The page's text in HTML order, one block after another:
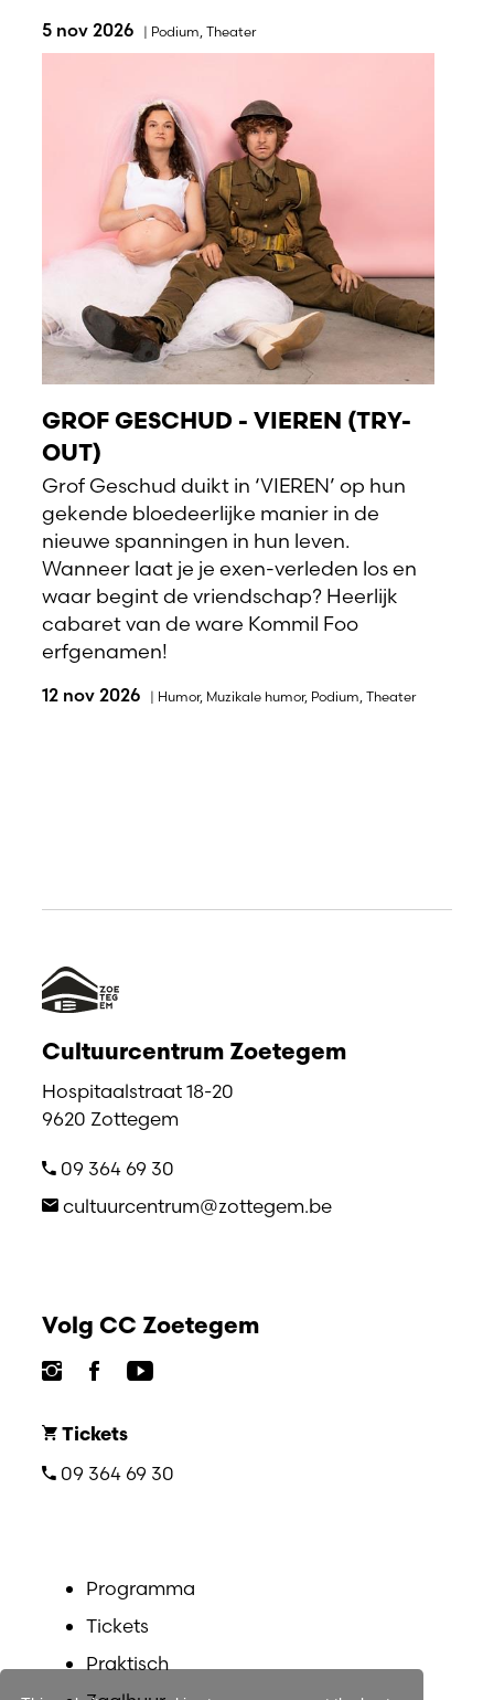
5 nov 2026 | Podium, Theater
GROF GESCHUD - VIEREN (TRY-
OUT)
Grof Geschud duikt in ‘VIEREN’ op hun
gekende bloedeerlijke manier in de
nieuwe spanningen in hun leven.
Wanneer laat je je exen-verleden los en
waar begint de vriendschap? Heerlijk
cabaret van de ware Kommil Foo
erfgenamen!
12 nov 2026 | Humor, Muzikale humor, Podium, Theater
Cultuurcentrum Zoetegem
Hospitaalstraat 18-20
9620 Zottegem
09 364 69 30
cultuurcentrum@zottegem.be
Volg CC Zoetegem
Tickets
09 364 69 30
Programma
Tickets
Praktisch